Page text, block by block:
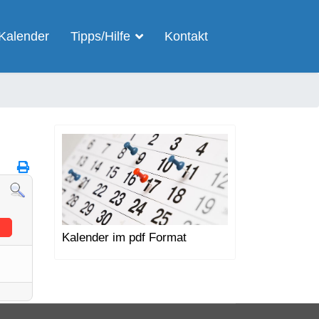
Tipps/Hilfe Kontakt
Kalender im pdf Format